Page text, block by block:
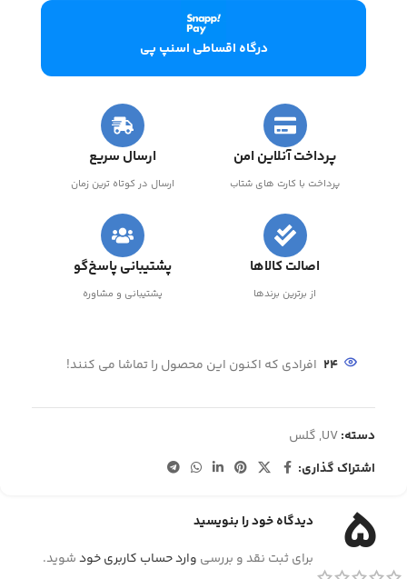
درگاه اقساطی اسنپ پی
پرداخت آنلاین امن
پرداخت با کارت های شتاب
ارسال سریع
ارسال در کوتاه ترین زمان
اصالت کالاها
از برترین برندها
پشتیبانی پاسخ‌گو
پشتیبانی و مشاوره
24 افرادی که اکنون این محصول را تماشا می کنند!
دسته:UV
, گلس
اشتراک گذاری:
5
دیدگاه خود را بنویسید
برای ثبت نقد و بررسی وارد حساب کاربری خودشوید.